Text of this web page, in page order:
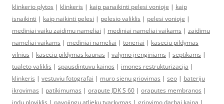
klinkerio plytos | klinkeris | kaip panaikinti pelesi vonioje | kaip
isnaikinti | kaip naikinti pelesi | pelesio valiklis | pelesi vonioje |
mediniai vaiku zaidimu nameliai | mediniai nameliai vaikams | zaidimu
nameliai vaikams | mediniai nameliai | toneriai | kaseciu pildymas
vilnius | kaseciu pildymas kaunas | valymo įrenginiams | septikams |
tualeto valiklis | spausdintuvu kainos | imones restrukturizacija |
klinkeris | vestuviu fotografai | muro sienu griovimas | seo | bateriju
ikrovimas | patikimumas | orapute JDK S 60 | oraputes membranos |
indu ploviklis | pavojingu atlieku tvarkymas | griovimo darbai kaina |